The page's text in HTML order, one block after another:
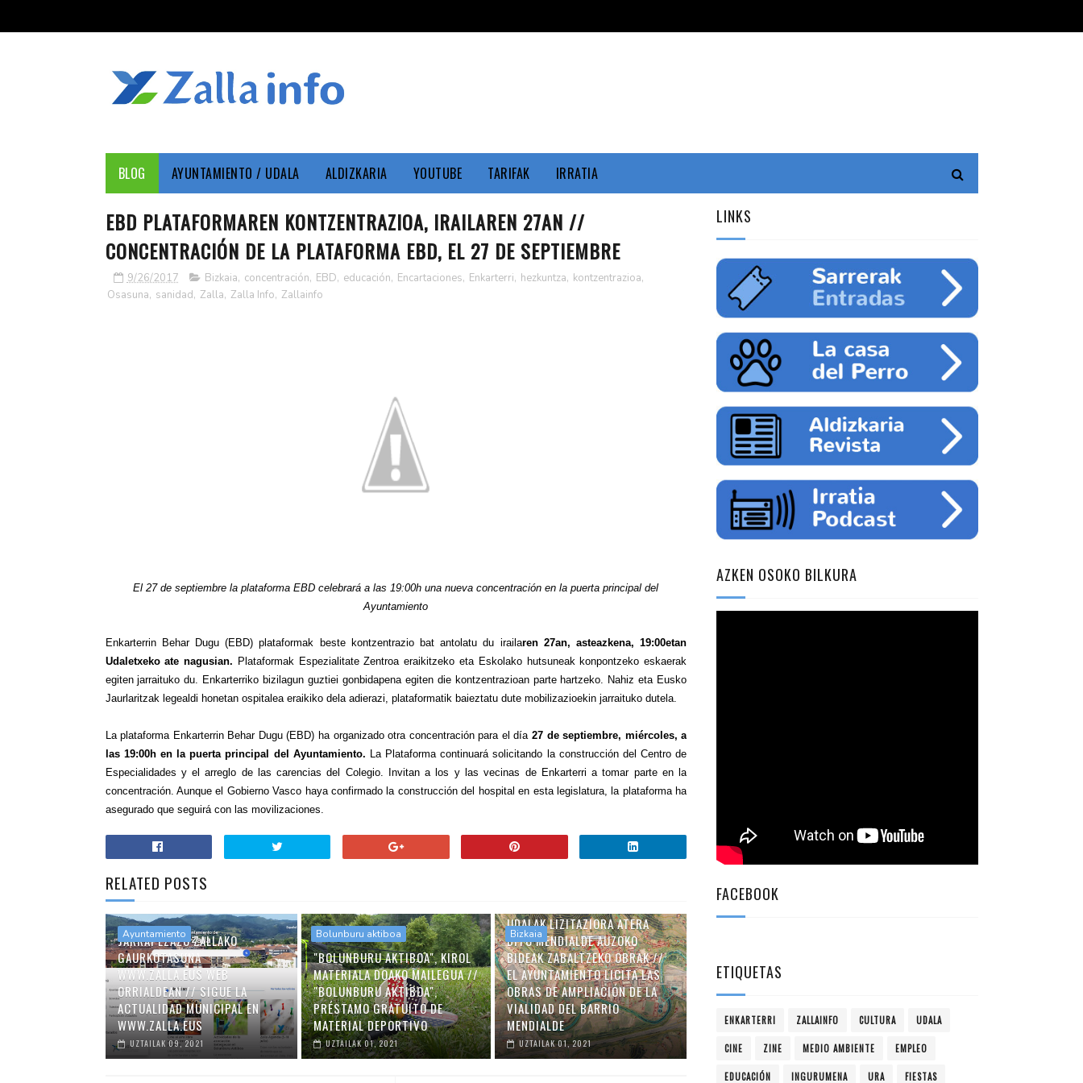
BLOG AYUNTAMIENTO / UDALA ALDIZKARIA YOUTUBE TARIFAK IRRATIA
EBD PLATAFORMAREN KONTZENTRAZIOA, IRAILAREN 27AN //
CONCENTRACIÓN DE LA PLATAFORMA EBD, EL 27 DE SEPTIEMBRE
9/26/2017 Bizkaia, concentración, EBD, educación, Encartaciones, Enkarterri, hezkuntza, kontzentrazioa,
Osasuna, sanidad, Zalla, Zalla Info, Zallainfo
El 27 de septiembre la plataforma EBD celebrará a las 19:00h una nueva concentración en la puerta principal del
Ayuntamiento
Enkarterrin Behar Dugu (EBD) plataformak beste kontzentrazio bat antolatu du irailaren 27an, asteazkena, 19:00etan
Udaletxeko ate nagusian. Plataformak Espezialitate Zentroa eraikitzeko eta Eskolako hutsuneak konpontzeko eskaerak
egiten jarraituko du. Enkarterriko bizilagun guztiei gonbidapena egiten die kontzentrazioan parte hartzeko. Nahiz eta Eusko
Jaurlaritzak legealdi honetan ospitalea eraikiko dela adierazi, plataformatik baieztatu dute mobilizazioekin jarraituko dutela.
La plataforma Enkarterrin Behar Dugu (EBD) ha organizado otra concentración para el día 27 de septiembre, miércoles, a
las 19:00h en la puerta principal del Ayuntamiento. La Plataforma continuará solicitando la construcción del Centro de
Especialidades y el arreglo de las carencias del Colegio. Invitan a los y las vecinas de Enkarterri a tomar parte en la
concentración. Aunque el Gobierno Vasco haya confirmado la construcción del hospital en esta legislatura, la plataforma ha
asegurado que seguirá con las movilizaciones.
RELATED POSTS
Ayuntamiento
JARRAI EZAZU ZALLAKO
GAURKOTASUNA
WWW.ZALLA.EUS WEB
ORRIALDEAN // SIGUE LA
ACTUALIDAD MUNICIPAL EN
WWW.ZALLA.EUS
UZTAILAK 09, 2021
Bolunburu aktiboa
"BOLUNBURU AKTIBOA", KIROL
MATERIALA DOAKO MAILEGUA //
"BOLUNBURU AKTIBOA",
PRÉSTAMO GRATUITO DE
MATERIAL DEPORTIVO
UZTAILAK 01, 2021
Bizkaia
UDALAK LIZITAZIORA ATERA
DITU MENDIALDE AUZOKO
BIDEAK ZABALTZEKO OBRAK //
EL AYUNTAMIENTO LICITA LAS
OBRAS DE AMPLIACIÓN DE LA
VIALIDAD DEL BARRIO
MENDIALDE
UZTAILAK 01, 2021
LINKS
AZKEN OSOKO BILKURA
FACEBOOK
ETIQUETAS
ENKARTERRI ZALLAINFO CULTURA UDALA
CINE ZINE MEDIO AMBIENTE EMPLEO
EDUCACIÓN INGURUMENA URA FIESTAS